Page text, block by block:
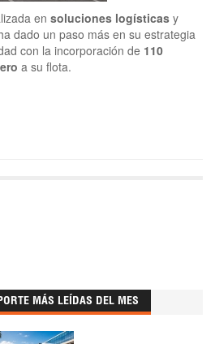
en soluciones logísticas y
dado un paso más en su estrategia
con la incorporación de 110
a su flota.
MÁS LEÍDAS DEL MES